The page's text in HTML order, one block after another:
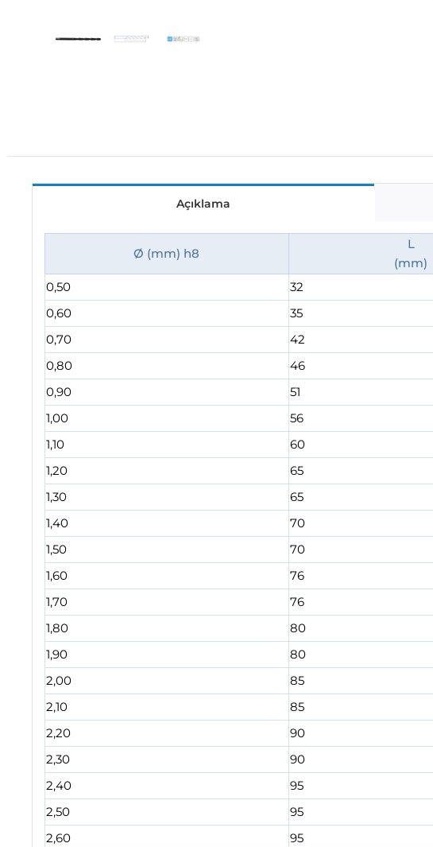
Açıklama
Ø (mm) h8
L
(mm)
0,50 32
0,60
35
0,70
42
0,80
46
0,90
51
1,00
56
1,10
60
1,20
65
1,30
65
1,40
70
1,50
70
1,60
76
1,70
76
1,80
80
1,90
80
2,00
85
2,10
85
2,20
90
2,30
90
2,40
95
2,50
95
2,60
95